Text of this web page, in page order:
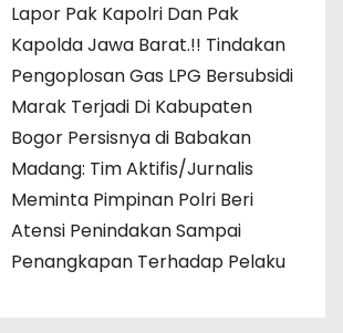
Lapor Pak Kapolri Dan Pak
Kapolda Jawa Barat.!! Tindakan
Pengoplosan Gas LPG Bersubsidi
Marak Terjadi Di Kabupaten
Bogor Persisnya di Babakan
Madang: Tim Aktifis/Jurnalis
Meminta Pimpinan Polri Beri
Atensi Penindakan Sampai
Penangkapan Terhadap Pelaku